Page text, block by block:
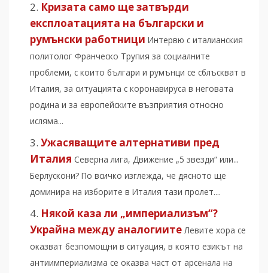
Кризата само ще затвърди
експлоатацията на български и
румънски работници Интервю с италианския
политолог Франческо Трупия за социалните
проблеми, с които българи и румънци се сблъскват в
Италия, за ситуацията с коронавируса в неговата
родина и за европейските възприятия относно
исляма...
Ужасяващите алтернативи пред
Италия Северна лига, Движение „5 звезди“ или...
Берлускони? По всичко изглежда, че дясното ще
доминира на изборите в Италия тази пролет....
Някой каза ли „империализъм“?
Украйна между аналогиите Левите хора се
оказват безпомощни в ситуация, в която езикът на
антиимпериализма се оказва част от арсенала на